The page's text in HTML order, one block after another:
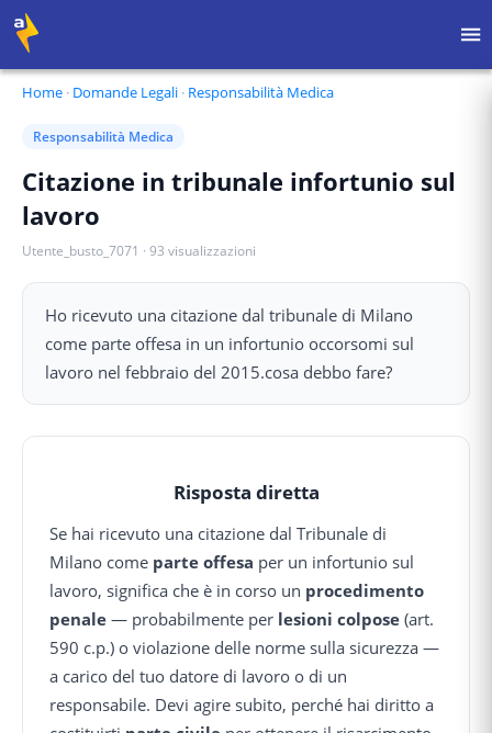
Home · Domande Legali · Responsabilità Medica
Responsabilità Medica
Citazione in tribunale infortunio sul
lavoro
Utente_busto_7071 · 93 visualizzazioni
Ho ricevuto una citazione dal tribunale di Milano
come parte offesa in un infortunio occorsomi sul
lavoro nel febbraio del 2015.cosa debbo fare?
Risposta diretta
Se hai ricevuto una citazione dal Tribunale di
Milano come parte offesa per un infortunio sul
lavoro, significa che è in corso un procedimento
penale — probabilmente per lesioni colpose (art.
590 c.p.) o violazione delle norme sulla sicurezza —
a carico del tuo datore di lavoro o di un
responsabile. Devi agire subito, perché hai diritto a